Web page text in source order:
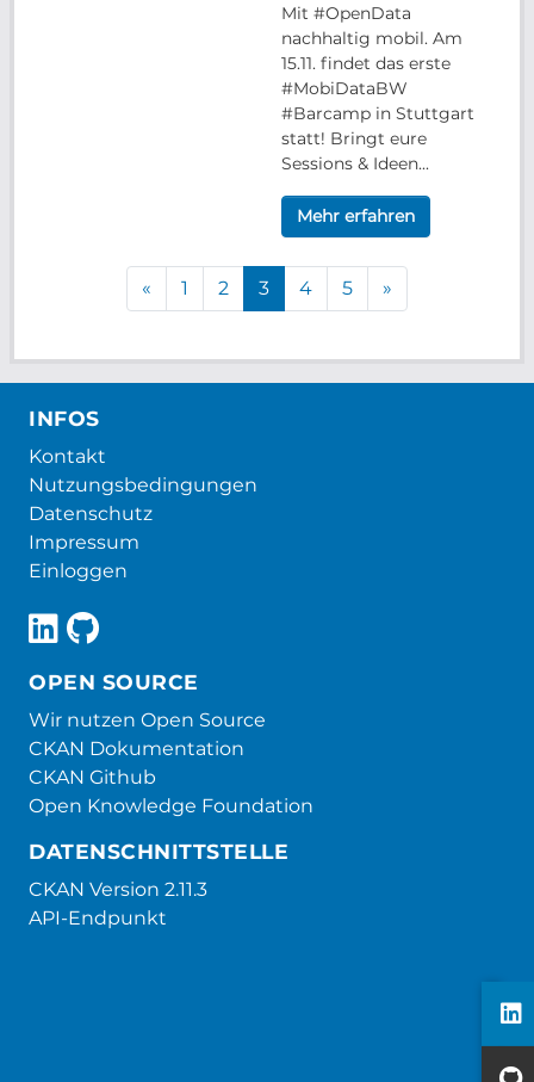
Mit #OpenData
nachhaltig mobil. Am
15.11. findet das erste
#MobiDataBW
#Barcamp in Stuttgart
statt! Bringt eure
Sessions & Ideen...
Mehr erfahren
« 1 2 3 4 5 »
INFOS
Kontakt
Nutzungsbedingungen
Datenschutz
Impressum
Einloggen
OPEN SOURCE
Wir nutzen Open Source
CKAN Dokumentation
CKAN Github
Open Knowledge Foundation
DATENSCHNITTSTELLE
CKAN Version 2.11.3
API-Endpunkt